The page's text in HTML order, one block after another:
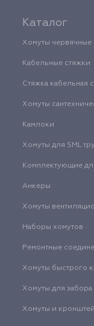
Каталог
Хомуты червячные
Кабельные стяжки
Стяжка кабельная
Хомуты
Камлоки
Хомуты для SML
Комплектующие
Анкеры
Хомуты
Наборы хомутов
Ремонтные
Хомуты быстрого
Хомуты для забора
Хомуты и